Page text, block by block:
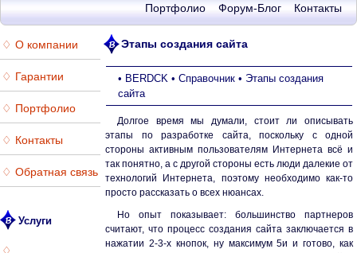
Контакты
Форум-Блог
Портфолио
♢ О компании
♢ Гарантии
♢ Портфолио
♢ Контакты
♢ Обратная связь
Услуги
Этапы создания сайта
• BERDCK • Справочник • Этапы создания
сайта
Долгое время мы думали, стоит ли описывать
этапы по разработке сайта, поскольку с одной
стороны активным пользователям Интернета всё и
так понятно, а с другой стороны есть люди далекие от
технологий Интернета, поэтому необходимо как-то
просто рассказать о всех нюансах.
Но опыт показывает: большинство партнеров
считают, что процесс создания сайта заключается в
нажатии 2-3-х кнопок, ну максимум 5и и готово, как